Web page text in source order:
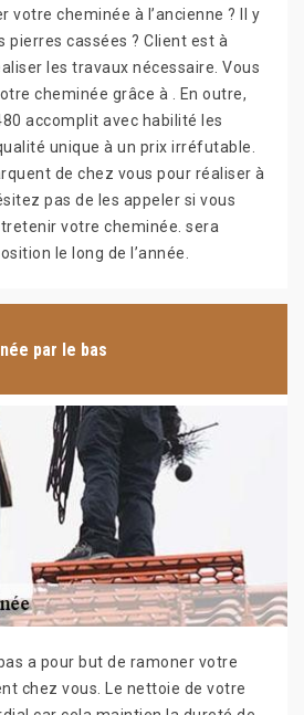
votre cheminée à l’ancienne ? Il y
pierres cassées ? Client est à
les travaux nécessaire. Vous
cheminée grâce à . En outre,
accomplit avec habilité les
unique à un prix irréfutable.
de chez vous pour réaliser à
pas de les appeler si vous
votre cheminée. sera
le long de l’année.
par le bas
a pour but de ramoner votre
chez vous. Le nettoie de votre